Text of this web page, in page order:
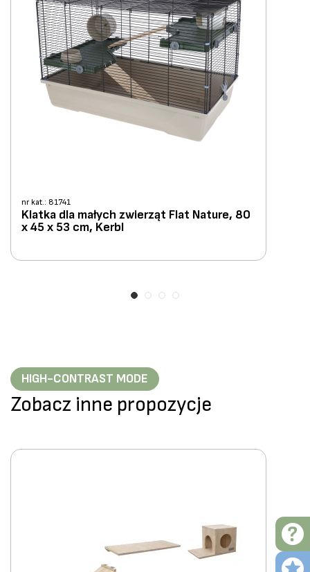
nr kat.: 81741
Klatka dla małych zwierząt Flat Nature, 80
x 45 x 53 cm, Kerbl
HIGH-CONTRAST MODE
Zobacz inne propozycje